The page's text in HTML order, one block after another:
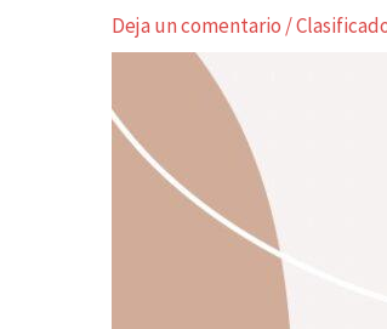
Deja un comentario /